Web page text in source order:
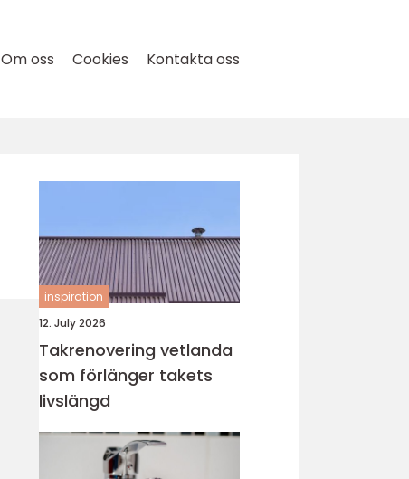
Om oss Cookies Kontakta oss
inspiration
12. July 2026
Takrenovering vetlanda
som förlänger takets
livslängd